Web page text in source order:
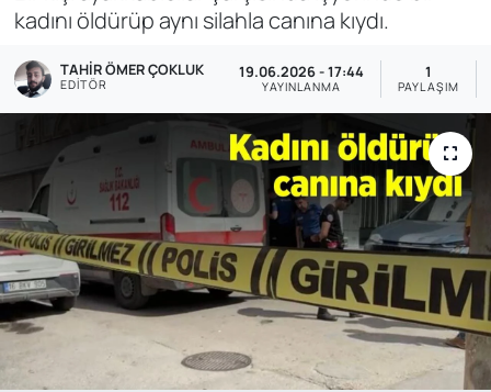
kadını öldürüp aynı silahla canına kıydı.
TAHIR ÖMER ÇOKLUK
EDITÖR
19.06.2026 - 17:44
YAYINLANMA
1
PAYLAŞIM
Bölge
Dünya
Ekonomi
Genel
Gündem
Özel Haber
POLİTİKA
Haber Arşivi